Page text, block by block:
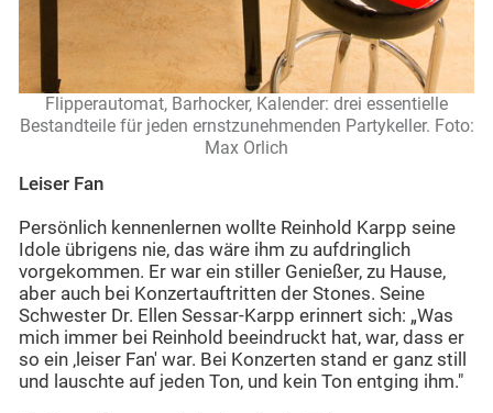
Flipperautomat, Barhocker, Kalender: drei essentielle
Bestandteile für jeden ernstzunehmenden Partykeller. Foto:
Max Orlich
Leiser Fan
Persönlich kennenlernen wollte Reinhold Karpp seine
Idole übrigens nie, das wäre ihm zu aufdringlich
vorgekommen. Er war ein stiller Genießer, zu Hause,
aber auch bei Konzertauftritten der Stones. Seine
Schwester Dr. Ellen Sessar-Karpp erinnert sich: „Was
mich immer bei Reinhold beeindruckt hat, war, dass er
so ein ‚leiser Fan' war. Bei Konzerten stand er ganz still
und lauschte auf jeden Ton, und kein Ton entging ihm."